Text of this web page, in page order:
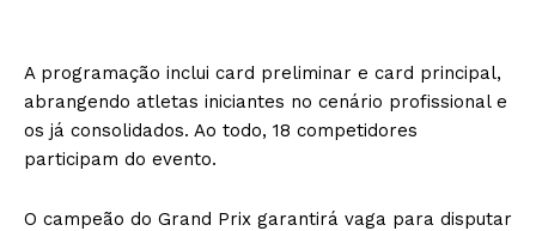
A programação inclui card preliminar e card principal,
abrangendo atletas iniciantes no cenário profissional e
os já consolidados. Ao todo, 18 competidores
participam do evento.
O campeão do Grand Prix garantirá vaga para disputar